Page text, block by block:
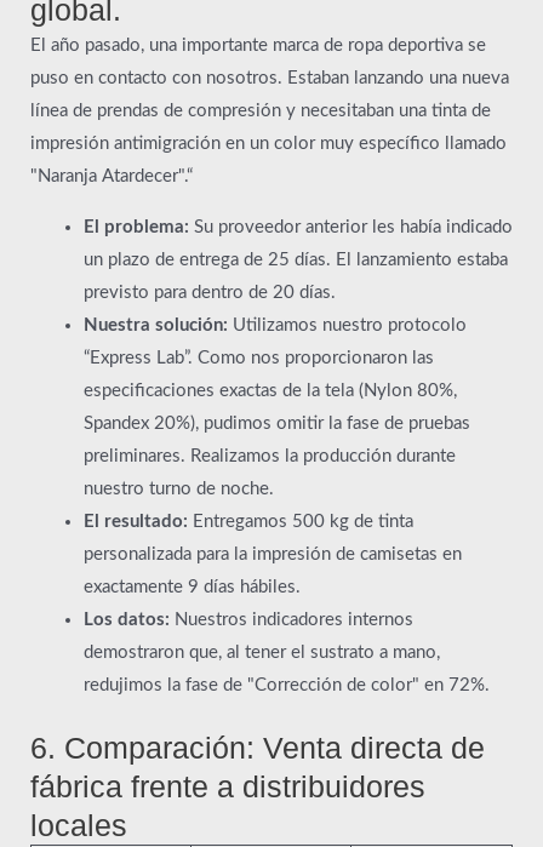
global.
El año pasado, una importante marca de ropa deportiva se
puso en contacto con nosotros. Estaban lanzando una nueva
línea de prendas de compresión y necesitaban una tinta de
impresión antimigración en un color muy específico llamado
"Naranja Atardecer".“
El problema: Su proveedor anterior les había indicado
un plazo de entrega de 25 días. El lanzamiento estaba
previsto para dentro de 20 días.
Nuestra solución: Utilizamos nuestro protocolo
“Express Lab”. Como nos proporcionaron las
especificaciones exactas de la tela (Nylon 80%,
Spandex 20%), pudimos omitir la fase de pruebas
preliminares. Realizamos la producción durante
nuestro turno de noche.
El resultado: Entregamos 500 kg de tinta
personalizada para la impresión de camisetas en
exactamente 9 días hábiles.
Los datos: Nuestros indicadores internos
demostraron que, al tener el sustrato a mano,
redujimos la fase de "Corrección de color" en 72%.
6. Comparación: Venta directa de
fábrica frente a distribuidores
locales